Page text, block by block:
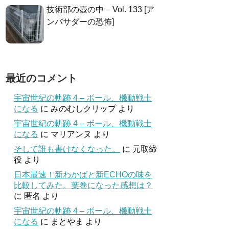
技術部の壺の中 – Vol. 133 [ア
ンバサダーの恐怖]
最近のコメント
宇宙世紀の軌跡 4 – ボール、機動戦士
になる に みのむしクリップより
宇宙世紀の軌跡 4 – ボール、機動戦士
になる に マリアンヌ より
そして誰も書けなくなった。
に 元取締
役 より
日本最速！新わかばと新ECHOの味を
比較してみた。葉巻になった感想は？
に 匿名 より
宇宙世紀の軌跡 4 – ボール、機動戦士
になる に まとやま より